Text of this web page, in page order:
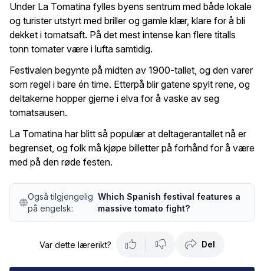
Under La Tomatina fylles byens sentrum med både lokale
og turister utstyrt med briller og gamle klær, klare for å bli
dekket i tomatsaft. På det mest intense kan flere titalls
tonn tomater være i lufta samtidig.
Festivalen begynte på midten av 1900-tallet, og den varer
som regel i bare én time. Etterpå blir gatene spylt rene, og
deltakerne hopper gjerne i elva for å vaske av seg
tomatsausen.
La Tomatina har blitt så populær at deltagerantallet nå er
begrenset, og folk må kjøpe billetter på forhånd for å være
med på den røde festen.
Også tilgjengelig
på engelsk:
Which Spanish festival features a
massive tomato fight?
Var dette lærerikt? Del